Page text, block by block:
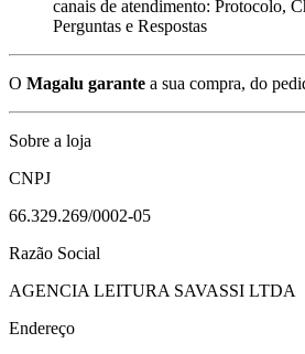
canais de atendimento: Protocolo,
Perguntas e Respostas
O Magalu garante a sua compra, do
Sobre a loja
CNPJ
66.329.269/0002-05
Razão Social
AGENCIA LEITURA SAVASSI LTDA
Endereço